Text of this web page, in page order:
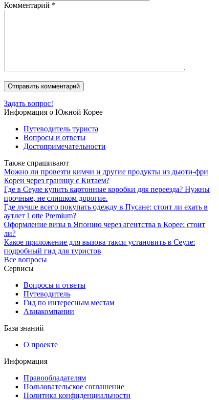
Комментарий *
Задать вопрос!
Информация о Южной Корее
Путеводитель туриста
Вопросы и ответы
Достопримечательности
Также спрашивают
Можно ли провезти кимчи и другие продукты из дьюти-фри
Кореи через границу с Китаем?
Где в Сеуле купить картонные коробки для переезда? Нужны
прочные, не слишком дорогие.
Где лучше всего покупать одежду в Пусане: стоит ли ехать в
аутлет Lotte Premium?
Оформление визы в Японию через агентства в Корее: стоит
ли?
Какое приложение для вызова такси установить в Сеуле:
подробный гид для туристов
Все вопросы
Сервисы
Вопросы и ответы
Путеводитель
Гид по интересным местам
Авиакомпании
База знаний
О проекте
Информация
Правообладателям
Пользовательское соглашение
Политика конфиденциальности